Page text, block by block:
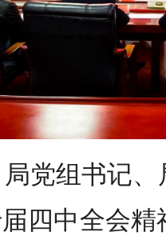
党组书记
四中全会